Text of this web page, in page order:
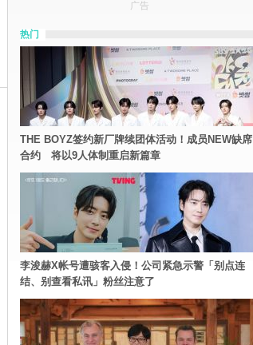
广告
热门
THE BOYZ签约新厂牌续团体活动！成员NEW缺席
合约 将以9人体制重启新篇章
李浚赫X帐号遭骇客入侵！公司紧急示警「别点连
结、别查看私讯」粉丝注意了